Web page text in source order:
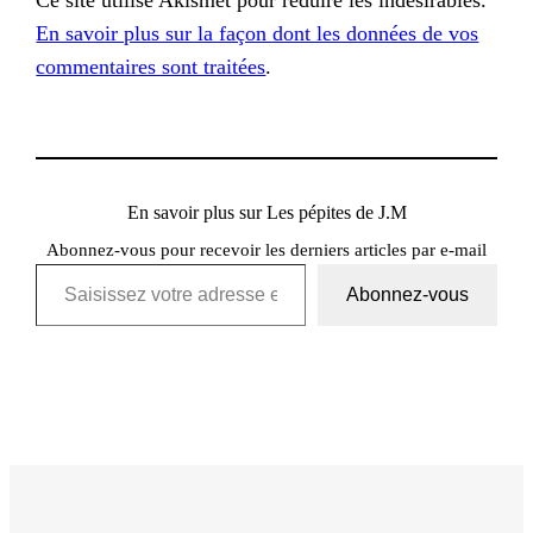
En savoir plus sur la façon dont les données de vos
commentaires sont traitées.
En savoir plus sur Les pépites de J.M
Abonnez-vous pour recevoir les derniers articles par e-mail
Saisissez votre adresse e-mail…
Abonnez-vous